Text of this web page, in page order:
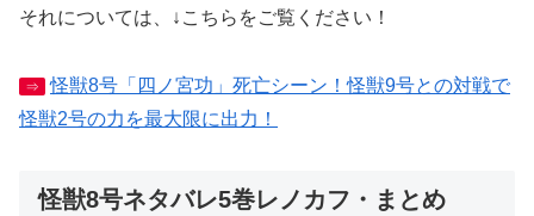
それについては、↓こちらをご覧ください！
⇒
怪獣8号「四ノ宮功」死亡シーン！怪獣9号との対戦で
怪獣2号の力を最大限に出力！
怪獣8号ネタバレ5巻レノカフ・まとめ